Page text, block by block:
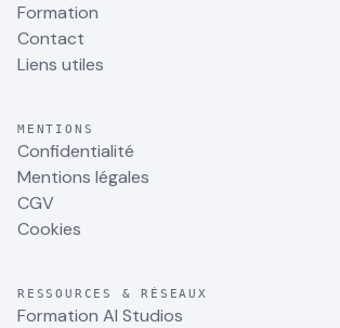
Formation
Contact
Liens utiles
MENTIONS
Confidentialité
Mentions légales
CGV
Cookies
RESSOURCES & RÉSEAUX
Formation AI Studios